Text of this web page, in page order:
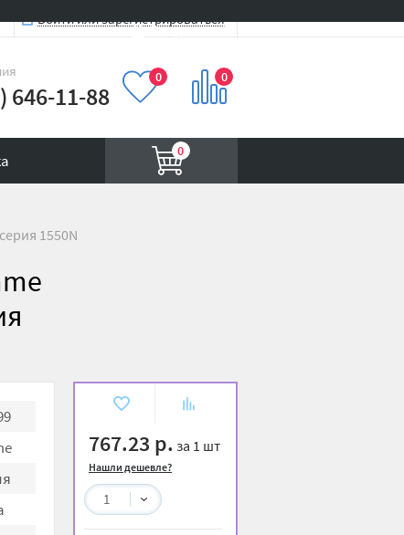
Войти или зарегистрироваться
646-11-88
0 0
0
Вход на сайт
1550N
767.23 р. за 1 шт
Нашли дешевле?
1